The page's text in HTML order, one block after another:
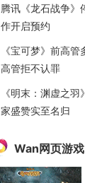
腾讯《龙石战争》
作开启预约
《宝可梦》前高
高管拒不认罪
《明末：渊虚之
家盛赞实至名归
Wan网页游